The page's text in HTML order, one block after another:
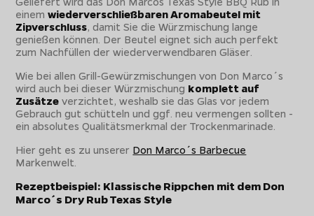
einemwiederverschließbaren Aromabeutel mit
Zipverschluss, damit Sie die Würzmischung lange
genießen können. Der Beutel eignet sich auch perfekt
zum Nachfüllen der wiederverwendbaren Gläser.
Wie bei allen Grill-Gewürzmischungen von Don Marco´s
wird auch bei dieser Würzmischung komplett auf
Zusätze verzichtet, weshalb sie das Glas vor jedem
Gebrauch gut schütteln und ggf. neu vermengen sollten -
ein absolutes Qualitätsmerkmal der Trockenmarinade.
Hier geht es zu unserer Don Marco´s Barbecue
Markenwelt.
Rezeptbeispiel: Klassische Rippchen mit dem Don
Marco´s Dry Rub Texas Style